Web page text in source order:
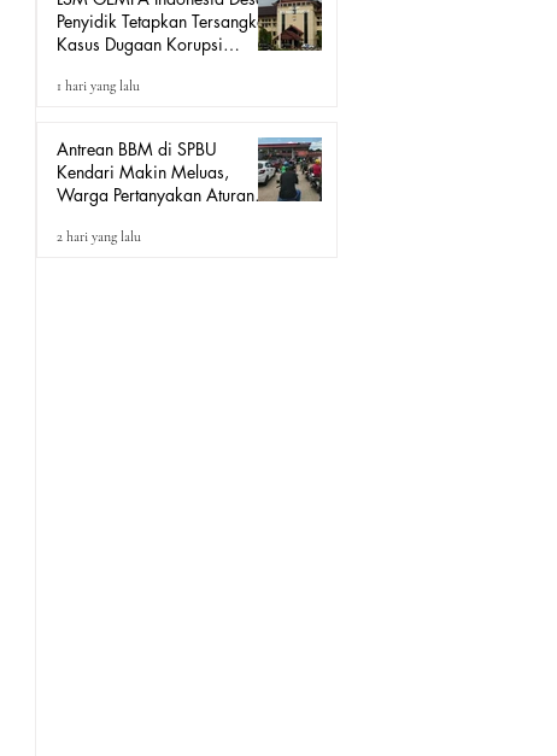
Penyidik Tetapkan Tersangka
Kasus Dugaan Korupsi
Milyar, Yang Seret Diduga
1 hari yang lalu
Antrean BBM di SPBU
Kendari Makin Meluas,
Warga Pertanyakan Aturan
“Tander”
2 hari yang lalu